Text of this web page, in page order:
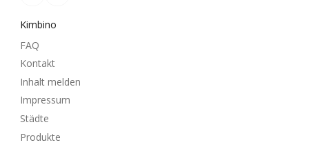
Kimbino
FAQ
Kontakt
Inhalt melden
Impressum
Städte
Produkte